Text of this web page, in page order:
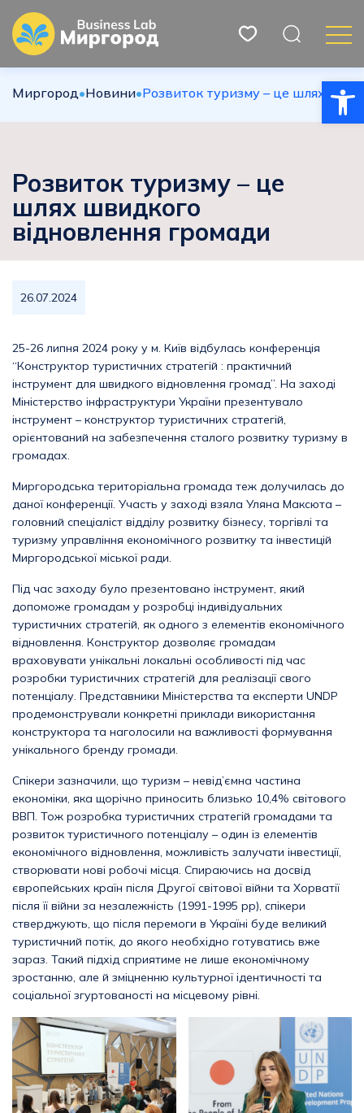
Миргород•Новини•Розвиток туризму – це шлях
Розвиток туризму – це
шлях швидкого
відновлення громади
26.07.2024
25-26 липня 2024 року у м. Київ відбулась конференція
“Конструктор туристичних стратегій : практичний
інструмент для швидкого відновлення громад”. На заході
Міністерство інфраструктури України презентувало
інструмент – конструктор туристичних стратегій,
орієнтований на забезпечення сталого розвитку туризму в
громадах.
Миргородська територіальна громада теж долучилась до
даної конференції. Участь у заході взяла Уляна Максюта –
головний спеціаліст відділу розвитку бізнесу, торгівлі та
туризму управління економічного розвитку та інвестицій
Миргородської міської ради.
Під час заходу було презентовано інструмент, який
допоможе громадам у розробці індивідуальних
туристичних стратегій, як одного з елементів економічного
відновлення. Конструктор дозволяє громадам
враховувати унікальні локальні особливості під час
розробки туристичних стратегій для реалізації свого
потенціалу. Представники Міністерства та експерти UNDP
продемонстрували конкретні приклади використання
конструктора та наголосили на важливості формування
унікального бренду громади.
Спікери зазначили, що туризм – невід’ємна частина
економіки, яка щорічно приносить близько 10,4% світового
ВВП. Тож розробка туристичних стратегій громадами та
розвиток туристичного потенціалу – один із елементів
економічного відновлення, можливість залучати інвестиції,
створювати нові робочі місця. Спираючись на досвід
європейських країн після Другої світової війни та Хорватії
після її війни за незалежність (1991-1995 рр), спікери
стверджують, що після перемоги в Україні буде великий
туристичний потік, до якого необхідно готуватись вже
зараз. Такий підхід сприятиме не лише економічному
зростанню, але й зміцненню культурної ідентичності та
соціальної згуртованості на місцевому рівні.